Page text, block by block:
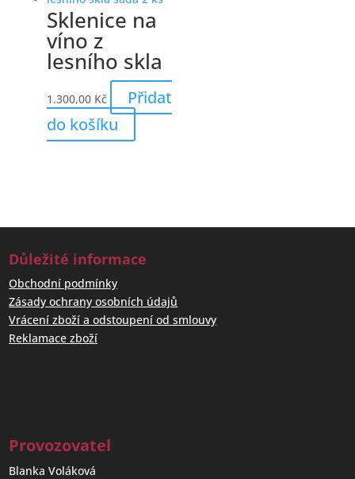
Sklenice na
víno z
lesního skla
1.300,00 Kč
Přidat
do košíku
Důležité informace
Obchodní podmínky
Zásady ochrany osobních údajů
Vrácení zboží a odstoupení od smlouvy
Reklamace zboží
Provozovatel
Blanka Voláková